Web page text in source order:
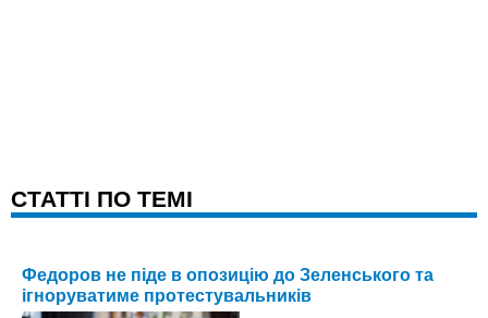
CТАТТІ ПО ТЕМІ
Федоров не піде в опозицію до Зеленського та
ігноруватиме протестувальників